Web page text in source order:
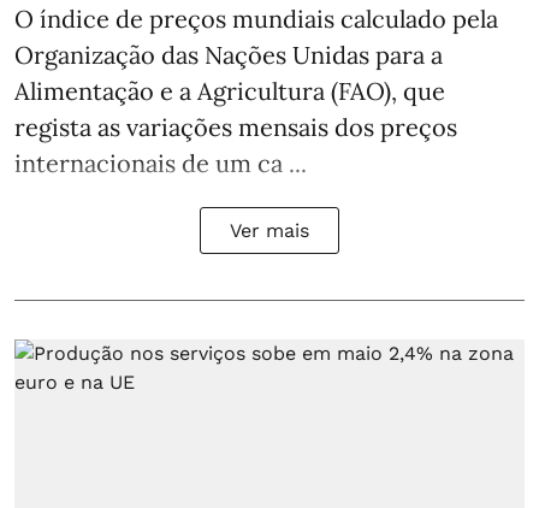
O índice de preços mundiais calculado pela
Organização das Nações Unidas para a
Alimentação e a Agricultura (FAO), que
regista as variações mensais dos preços
internacionais de um ca ...
Ver mais